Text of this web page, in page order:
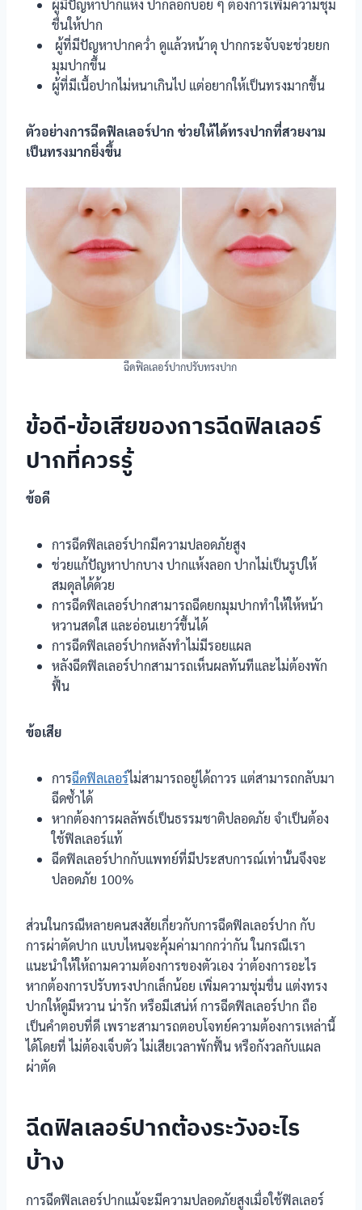
ผู้มีปัญหาปากแห้ง ปากลอกบ่อย ๆ ต้องการเพิ่มความชุ่ม
ชื่นให้ปาก
ผู้ที่มีปัญหาปากคว่ำ ดูแล้วหน้าดุ ปากกระจับจะช่วยยก
มุมปากขึ้น
ผู้ที่มีเนื้อปากไม่หนาเกินไป แต่อยากให้เป็นทรงมากขึ้น
ตัวอย่างการฉีดฟิลเลอร์ปาก ช่วยให้ได้ทรงปากที่สวยงาม
เป็นทรงมากยิ่งขึ้น
ฉีดฟิลเลอร์ปากปรับทรงปาก
ข้อดี-ข้อเสียของการฉีดฟิลเลอร์
ปากที่ควรรู้
ข้อดี
การฉีดฟิลเลอร์ปากมีความปลอดภัยสูง
ช่วยแก้ปัญหาปากบาง ปากแห้งลอก ปากไม่เป็นรูปให้
สมดุลได้ด้วย
การฉีดฟิลเลอร์ปากสามารถฉีดยกมุมปากทำให้ให้หน้า
หวานสดใส และอ่อนเยาว์ขึ้นได้
การฉีดฟิลเลอร์ปากหลังทำไม่มีรอยแผล
หลังฉีดฟิลเลอร์ปากสามารถเห็นผลทันทีและไม่ต้องพัก
ฟื้น
ข้อเสีย
การฉีดฟิลเลอร์ไม่สามารถอยู่ได้ถาวร แต่สามารถกลับมา
ฉีดซ้ำได้
หากต้องการผลลัพธ์เป็นธรรมชาติปลอดภัย จำเป็นต้อง
ใช้ฟิลเลอร์แท้
ฉีดฟิลเลอร์ปากกับแพทย์ที่มีประสบการณ์เท่านั้นจึงจะ
ปลอดภัย 100%
ส่วนในกรณีหลายคนสงสัยเกี่ยวกับการฉีดฟิลเลอร์ปาก กับ
การผ่าตัดปาก แบบไหนจะคุ้มค่ามากกว่ากัน ในกรณีเรา
แนะนำให้ให้ถามความต้องการของตัวเอง ว่าต้องการอะไร
หากต้องการปรับทรงปากเล็กน้อย เพิ่มความชุ่มชื่น แต่งทรง
ปากให้ดูมีหวาน น่ารัก หรือมีเสน่ห์ การฉีดฟิลเลอร์ปาก ถือ
เป็นคำตอบที่ดี เพราะสามารถตอบโจทย์ความต้องการเหล่านี้
ได้โดยที่ ไม่ต้องเจ็บตัว ไม่เสียเวลาพักฟื้น หรือกังวลกับแผล
ผ่าตัด
ฉีดฟิลเลอร์ปากต้องระวังอะไร
บ้าง
การฉีดฟิลเลอร์ปากแม้จะมีความปลอดภัยสูงเมื่อใช้ฟิลเลอร์